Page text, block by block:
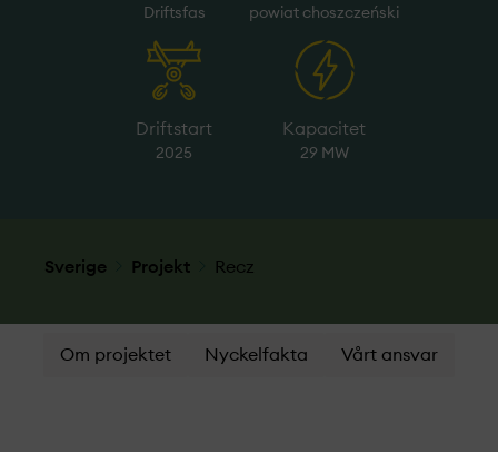
Driftsfas powiat choszczeński
Driftstart
2025
Kapacitet
29 MW
Sverige Projekt­ Recz
Om projektet Nyckelfakta Vårt ansvar